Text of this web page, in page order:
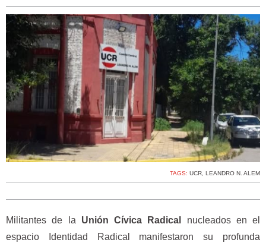
TAGS: UCR, LEANDRO N. ALEM
Militantes de la Unión Cívica Radical nucleados en el
espacio Identidad Radical manifestaron su profunda